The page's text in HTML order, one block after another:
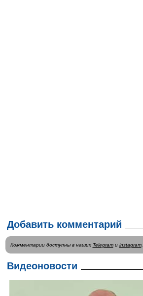
Добавить комментарий
Комментарии доступны в наших Telegramи instagram.
Видеоновости